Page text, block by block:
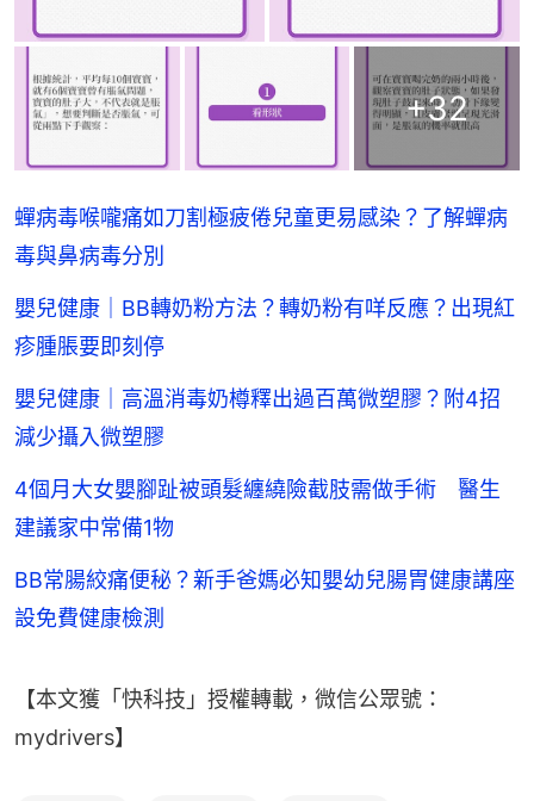
+32
蟬病毒喉嚨痛如刀割極疲倦兒童更易感染？了解蟬病
毒與鼻病毒分別
嬰兒健康｜BB轉奶粉方法？轉奶粉有咩反應？出現紅
疹腫脹要即刻停
嬰兒健康｜高溫消毒奶樽釋出過百萬微塑膠？附4招
減少攝入微塑膠
4個月大女嬰腳趾被頭髮纏繞險截肢需做手術 醫生
建議家中常備1物
BB常腸絞痛便秘？新手爸媽必知嬰幼兒腸胃健康講座
設免費健康檢測
【本文獲「快科技」授權轉載，微信公眾號：
mydrivers】